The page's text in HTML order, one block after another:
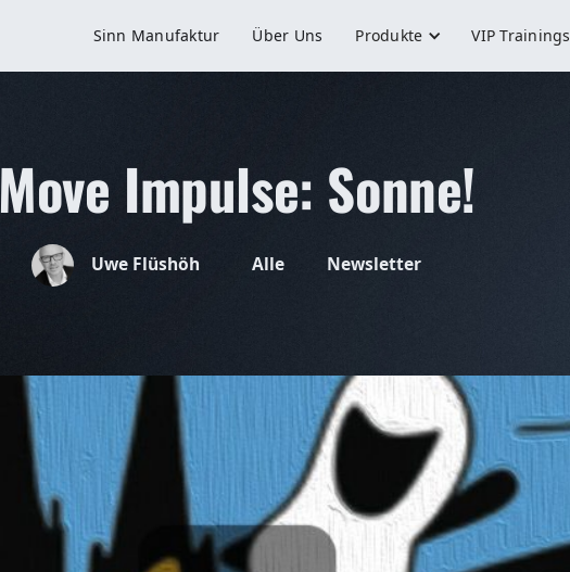
Sinn Manufaktur Über Uns Produkte VIP Trainings
Move Impulse: Sonne!
Uwe Flüshöh Alle Newsletter